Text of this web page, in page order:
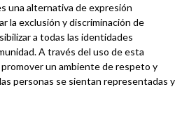
una alternativa de expresión
la exclusión y discriminación de
a todas las identidades
A través del uso de esta
un ambiente de respeto y
personas se sientan representadas y